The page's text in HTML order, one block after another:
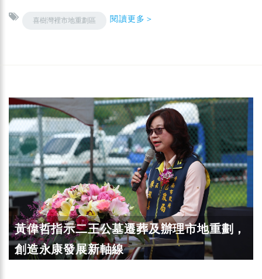
喜樹灣裡市地重劃區 閱讀更多＞
黃偉哲指示二王公墓遷葬及辦理市地重劃，
創造永康發展新軸線